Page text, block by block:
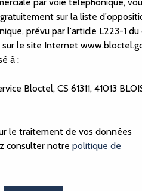
sur la liste
prévu par l'article L223-1 du
le site Internet
à :
Bloctel, CS 61311, 41013
le traitement de vos données
consulter notre politique de